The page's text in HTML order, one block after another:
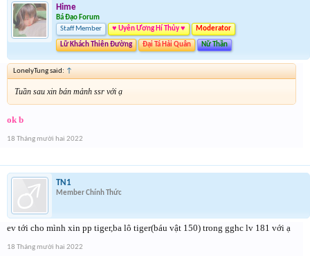
Hime
Bá Đạo Forum
Staff Member
♥ Uyên Ương Hí Thủy ♥ Moderator
Lữ Khách Thiên Đường Đại Tá Hải Quân Nữ Thần
LonelyTung said: ↑
Tuần sau xin bán mảnh ssr với ạ
ok b
18 Tháng mười hai 2022
TN1
Member Chính Thức
ev tới cho mình xin pp tiger,ba lô tiger(báu vật 150) trong gghc lv 181 với ạ
18 Tháng mười hai 2022